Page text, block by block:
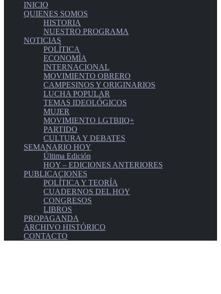
INICIO
QUIENES SOMOS
HISTORIA
NUESTRO PROGRAMA
NOTICIAS
POLÍTICA
ECONOMÍA
INTERNACIONAL
MOVIMIENTO OBRERO
CAMPESINOS Y ORIGINARIOS
LUCHA POPULAR
TEMAS IDEOLÓGICOS
MUJER
MOVIMIENTO LGTBIIQ+
PARTIDO
CULTURA Y DEBATES
SEMANARIO HOY
Última Edición
HOY – EDICIONES ANTERIORES
PUBLICACIONES
POLÍTICA Y TEORÍA
CUADERNOS DEL HOY
CONGRESOS
LIBROS
PROPAGANDA
ARCHIVO HISTÓRICO
CONTACTO